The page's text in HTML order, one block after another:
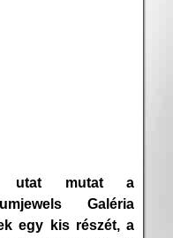
utat mutat a
Galéria
egy kis részét, a